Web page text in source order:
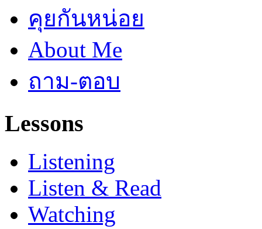
คุยกันหน่อย
About Me
ถาม-ตอบ
Lessons
Listening
Listen & Read
Watching